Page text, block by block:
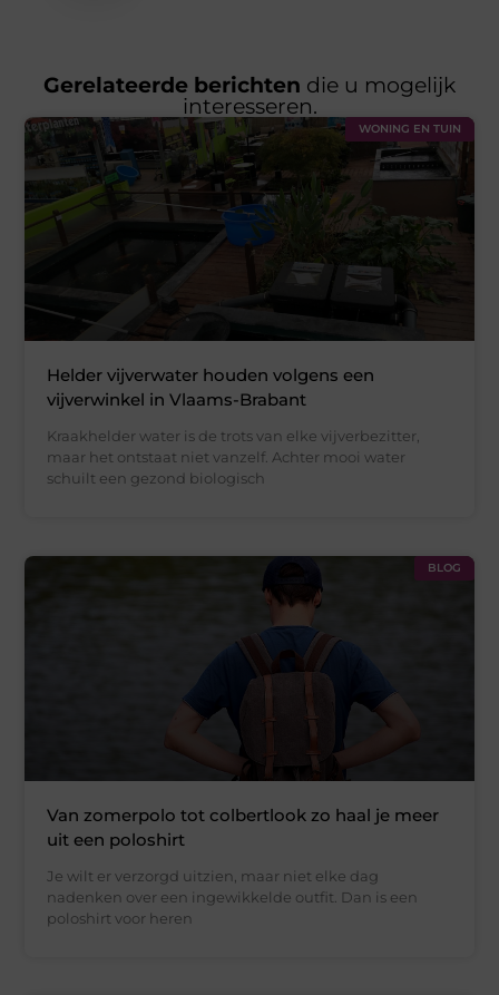
Gerelateerde berichten die u mogelijk
interesseren.
WONING EN TUIN
Helder vijverwater houden volgens een
vijverwinkel in Vlaams-Brabant
Kraakhelder water is de trots van elke vijverbezitter,
maar het ontstaat niet vanzelf. Achter mooi water
schuilt een gezond biologisch
BLOG
Van zomerpolo tot colbertlook zo haal je meer
uit een poloshirt
Je wilt er verzorgd uitzien, maar niet elke dag
nadenken over een ingewikkelde outfit. Dan is een
poloshirt voor heren